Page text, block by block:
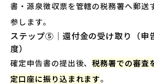
書・源泉徴収票を管轄の税務署へ郵送
参します。
ステップ⑤｜還付金の受け取り（申
度）
確定申告書の提出後、税務署での審査
定口座に振り込まれます。